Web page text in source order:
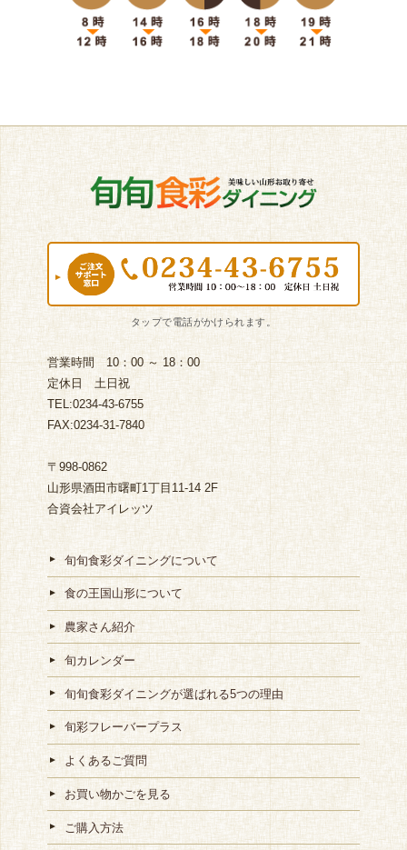
営業時間 10：00 ～ 18：00
定休日 土日祝
TEL:0234-43-6755
FAX:0234-31-7840
〒998-0862
山形県酒田市曙町1丁目11-14 2F
合資会社アイレッツ
旬旬食彩ダイニングについて
食の王国山形について
農家さん紹介
旬カレンダー
旬旬食彩ダイニングが選ばれる5つの理由
旬彩フレーバープラス
よくあるご質問
お買い物かごを見る
ご購入方法